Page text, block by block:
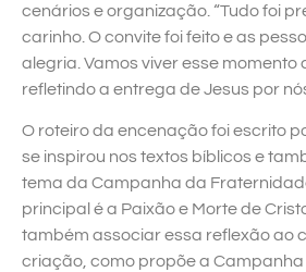
cenários e organização. “Tudo foi
carinho. O convite foi feito e as
alegria. Vamos viver esse momento
refletindo a entrega de Jesus por
O roteiro da encenação foi escrito
se inspirou nos textos bíblicos e
tema da Campanha da
principal é a Paixão e Morte de
também associar essa reflexão ao
criação, como propõe a